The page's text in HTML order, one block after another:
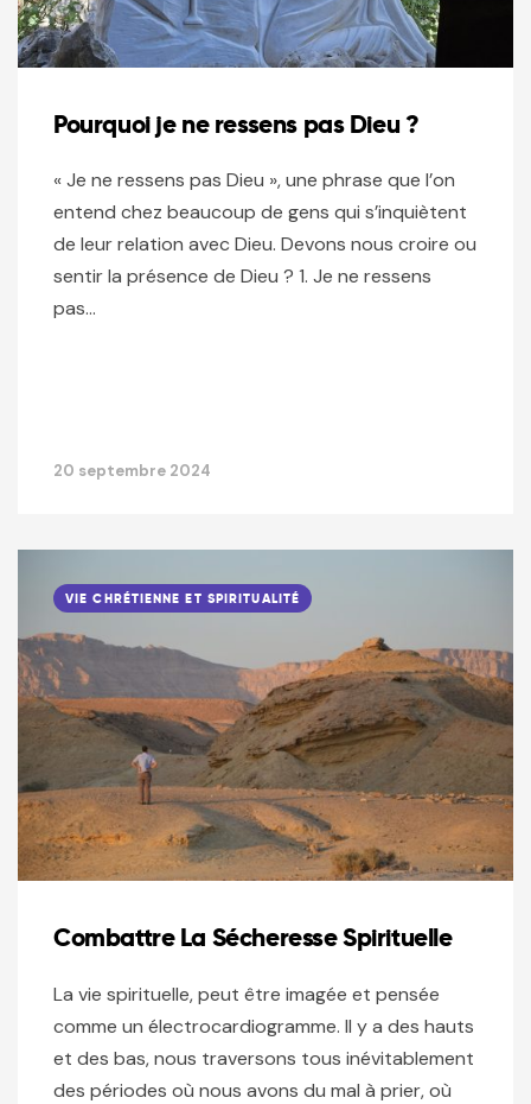
Pourquoi je ne ressens pas Dieu ?
« Je ne ressens pas Dieu », une phrase que l’on
entend chez beaucoup de gens qui s’inquiètent
de leur relation avec Dieu. Devons nous croire ou
sentir la présence de Dieu ? 1. Je ne ressens
pas…
20 septembre 2024
VIE CHRÉTIENNE ET SPIRITUALITÉ
Combattre La Sécheresse Spirituelle
La vie spirituelle, peut être imagée et pensée
comme un électrocardiogramme. Il y a des hauts
et des bas, nous traversons tous inévitablement
des périodes où nous avons du mal à prier, où